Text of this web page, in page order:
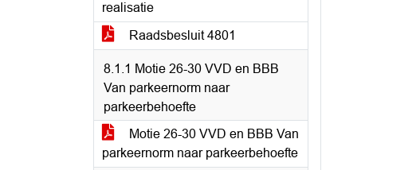
realisatie
Raadsbesluit 4801
8.1.1 Motie 26-30 VVD en BBB
Van parkeernorm naar
parkeerbehoefte
Motie 26-30 VVD en BBB Van
parkeernorm naar parkeerbehoefte